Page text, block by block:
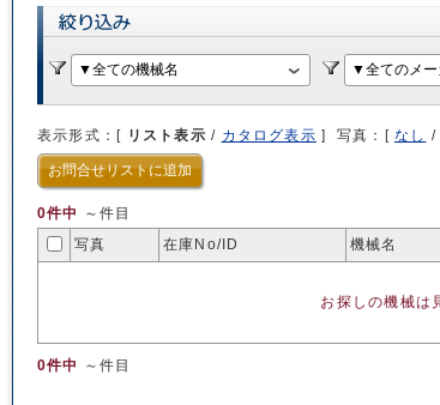
表示形式：[ リスト表示 / カタログ表示 ] 写真：[ なし /
お問合せリストに追加
0件中
～件目
写真
在庫No/ID 機械名
0件中 ～件目
お探しの機械は